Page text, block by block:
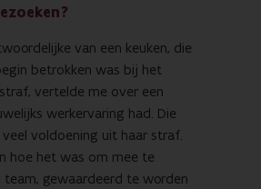
van een keuken, die
betrokken was bij het
vertelde me over een
werkervaring had. Die
voldoening uit haar straf.
hoe het was om mee te
team, gewaardeerd te worden